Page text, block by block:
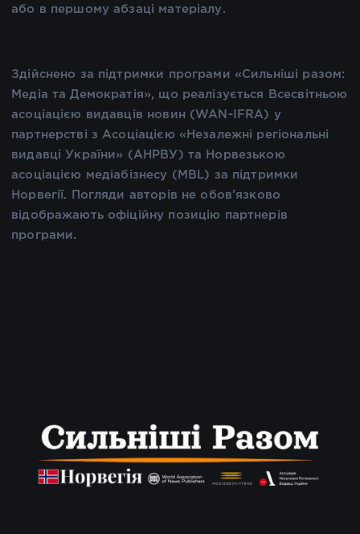
або в першому абзаці матеріалу.
Здійснено за підтримки програми «Сильніші разом:
Медіа та Демократія», що реалізується Всесвітньою
асоціацією видавців новин (WAN-IFRA) у
партнерстві з Асоціацією «Незалежні регіональні
видавці України» (АНРВУ) та Норвезькою
асоціацією медіабізнесу (MBL) за підтримки
Норвегії. Погляди авторів не обов’язково
відображають офіційну позицію партнерів
програми.